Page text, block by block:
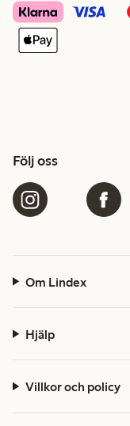
Följ oss
Om Lindex
Hjälp
Villkor och policy